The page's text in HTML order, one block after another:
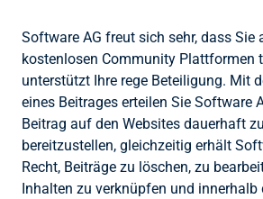
Software AG freut sich sehr, dass Sie
kostenlosen Community Plattformen
unterstützt Ihre rege Beteiligung. Mit
eines Beitrages erteilen Sie Software
Beitrag auf den Websites dauerhaft
bereitzustellen, gleichzeitig erhält
Recht, Beiträge zu löschen, zu
Inhalten zu verknüpfen und innerhalb